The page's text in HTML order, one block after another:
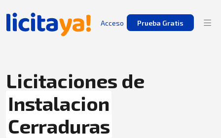
Acceso Prueba Gratis
Licitaciones de
Instalacion
Cerraduras